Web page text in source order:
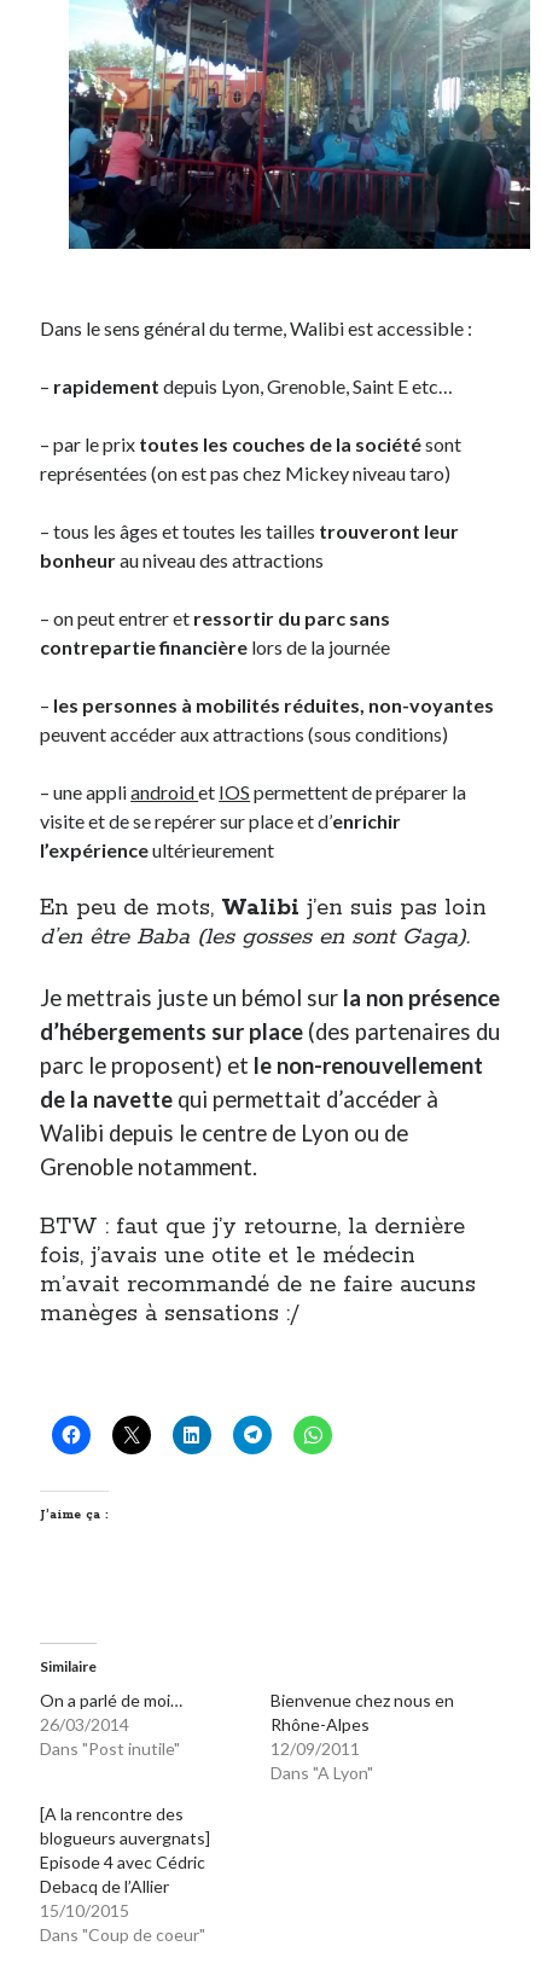
Dans le sens général du terme, Walibi est accessible :
– rapidement depuis Lyon, Grenoble, Saint E etc…
– par le prix toutes les couches de la sociétésont
représentées (on est pas chez Mickey niveau taro)
– tous les âges et toutes les tailles trouveront leur
bonheurau niveau des attractions
– on peut entrer et ressortir du parc sans
contrepartie financière lors de la journée
– les personnes à mobilités réduites, non-voyantes
peuvent accéder aux attractions (sous conditions)
– une appliandroidet IOS permettent de préparer la
visite et de se repérer sur place et d’enrichir
l’expérienceultérieurement
En peu de mots, Walibi j’en suis pas loin
d’en être Baba (les gosses en sont Gaga).
Je mettrais juste un bémol sur la non présence
d’hébergements sur place (des partenaires du
parc le proposent) et le non-renouvellement
de la navette qui permettait d’accéder à
Walibi depuis le centre de Lyon ou de
Grenoble notamment.
BTW : faut que j’y retourne, la dernière
fois, j’avais une otite et le médecin
m’avait recommandé de ne faire aucuns
manèges à sensations :/
J’aime ça :
Similaire
On a parlé de moi…
26/03/2014
Dans "Post inutile"
Bienvenue chez nous en
Rhône-Alpes
12/09/2011
Dans "A Lyon"
[A la rencontre des
blogueurs auvergnats]
Episode 4 avec Cédric
Debacq de l’Allier
15/10/2015
Dans "Coup de coeur"